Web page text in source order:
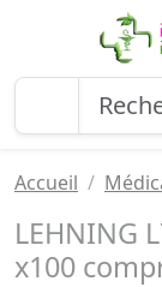
Accueil
LEHNING
x100